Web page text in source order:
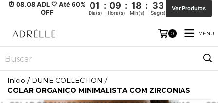
⏰ 08.08 ADL 🤍 Até 60%
OFF
01 : 09 : 18 : 33
Dia(s) Hora(s) Min(s) Seg(s)
Ver Produtos
0 MENU
Início / DUNE COLLECTION /
COLAR ORGANICO MINIMALISTA COM ZIRCONIAS